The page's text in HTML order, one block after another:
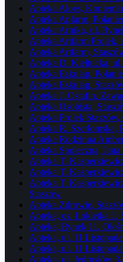
Apteka Aloes,
Apteka Apfarm,
Apteka Arnika, ul.
Apteka Artfarm Prolek,
Apteka Artfarm,
Apteka D. Kiełtucka,
Apteka Eskulap,
Apteka Eskulap,
Apteka J. Ostafin,
Apteka Osobista,
Apteka Prolek Staszów,
Apteka R. Szerłomska,
Apteka Rodzinna
Apteka Społeczna,
Apteka T.
Apteka T.
Apteka T.
Staszów
Apteka Zdrowie,
Apteka, os. Łokietka 1,
Apteka, Rynek 11,
Apteka, ul. 11
Apteka, ul. 11
Apteka, ul. Jędrusiów